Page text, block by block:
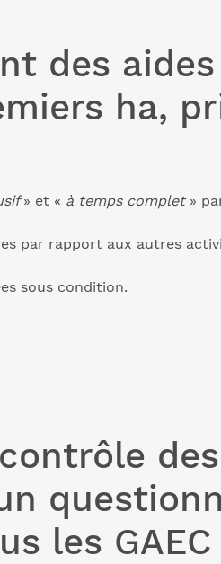
des aides
ha,
» et « à temps complet»
par rapport aux autres
sous condition.
des
les